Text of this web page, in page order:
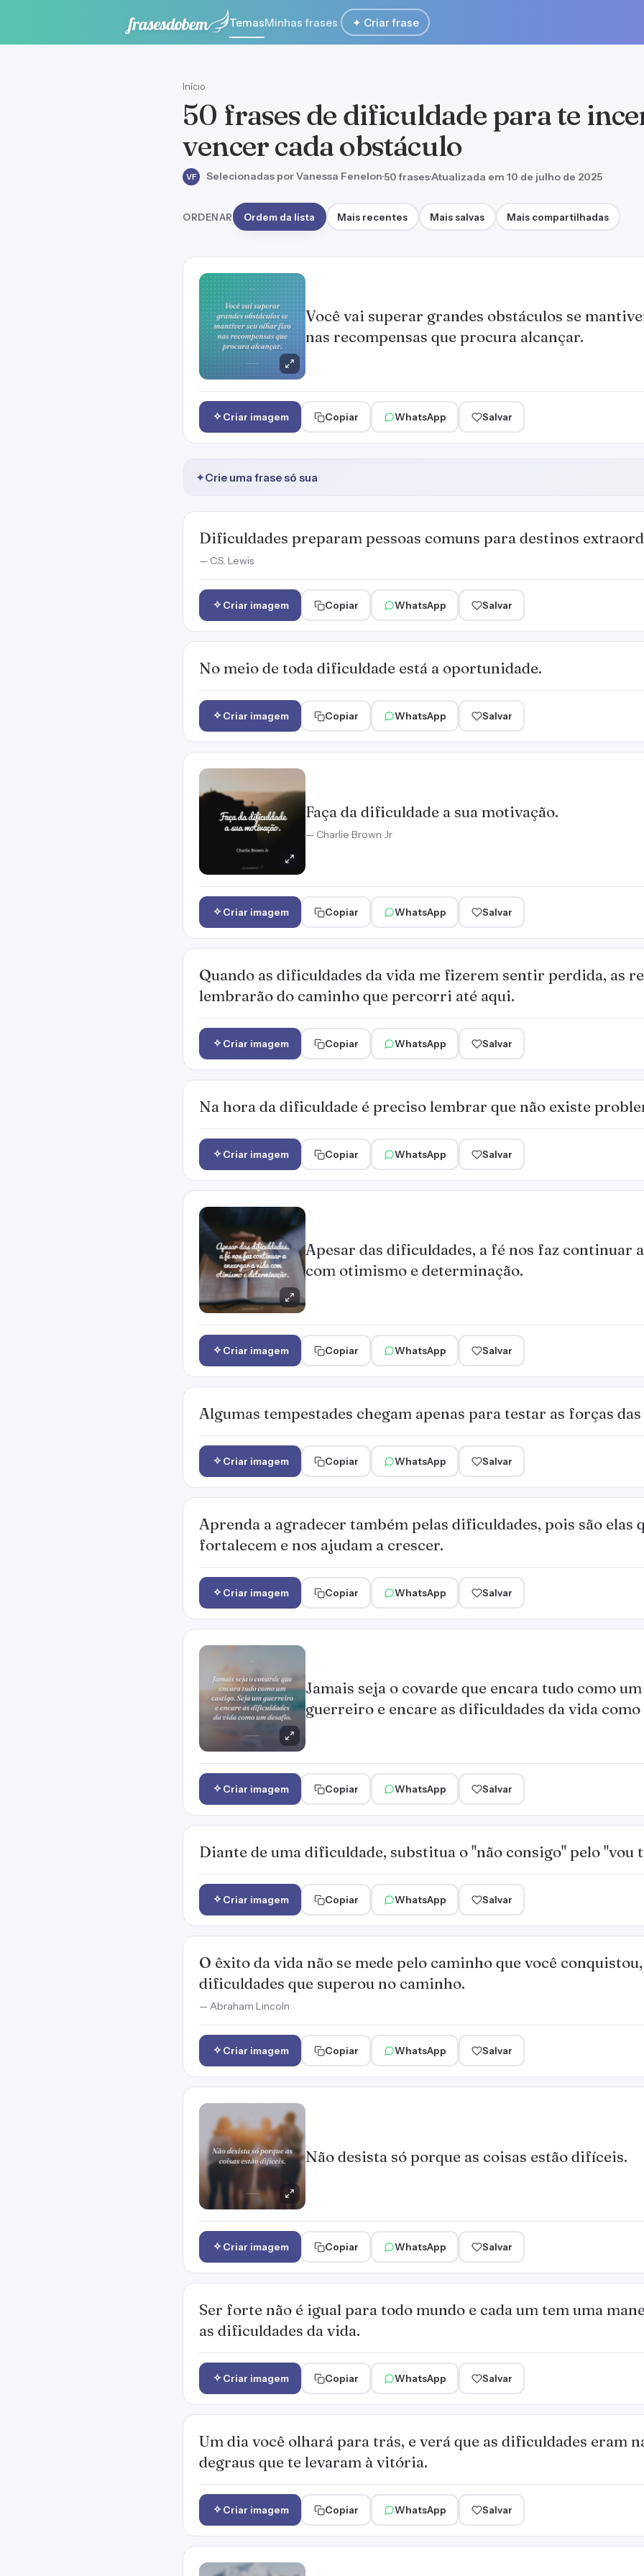
TemasMinhas frases ✦ Criar frase
Início
50 frases de dificuldade para te
vencer cada obstáculo
VF Selecionadas por Vanessa Fenelon·50 frases·Atualizada em 10 de julho de 2025
ORDENAR Ordem da lista Mais recentes Mais salvas Mais compartilhadas
Você vai superar grandes obstáculos se
nas recompensas que procura alcançar.
Criar imagem Copiar WhatsApp Salvar
✦Crie uma frase só sua
Dificuldades preparam pessoas comuns para destinos
— C.S. Lewis
Criar imagem Copiar WhatsApp Salvar
No meio de toda dificuldade está a oportunidade.
Criar imagem Copiar WhatsApp Salvar
Faça da dificuldade a sua motivação.
— Charlie Brown Jr
Criar imagem Copiar WhatsApp Salvar
Quando as dificuldades da vida me fizerem sentir perdida, as
lembrarão do caminho que percorri até aqui.
Criar imagem Copiar WhatsApp Salvar
Na hora da dificuldade é preciso lembrar que não existe
Criar imagem Copiar WhatsApp Salvar
Apesar das dificuldades, a fé nos faz continuar
com otimismo e determinação.
Criar imagem Copiar WhatsApp Salvar
Algumas tempestades chegam apenas para testar as forças
Criar imagem Copiar WhatsApp Salvar
Aprenda a agradecer também pelas dificuldades, pois são elas
fortalecem e nos ajudam a crescer.
Criar imagem Copiar WhatsApp Salvar
Jamais seja o covarde que encara tudo como
guerreiro e encare as dificuldades da vida
Criar imagem Copiar WhatsApp Salvar
Diante de uma dificuldade, substitua o "não consigo" pelo "vou
Criar imagem Copiar WhatsApp Salvar
O êxito da vida não se mede pelo caminho que você
dificuldades que superou no caminho.
— Abraham Lincoln
Criar imagem Copiar WhatsApp Salvar
Não desista só porque as coisas estão difíceis.
Criar imagem Copiar WhatsApp Salvar
Ser forte não é igual para todo mundo e cada um tem uma
as dificuldades da vida.
Criar imagem Copiar WhatsApp Salvar
Um dia você olhará para trás, e verá que as dificuldades eram
degraus que te levaram à vitória.
Criar imagem Copiar WhatsApp Salvar